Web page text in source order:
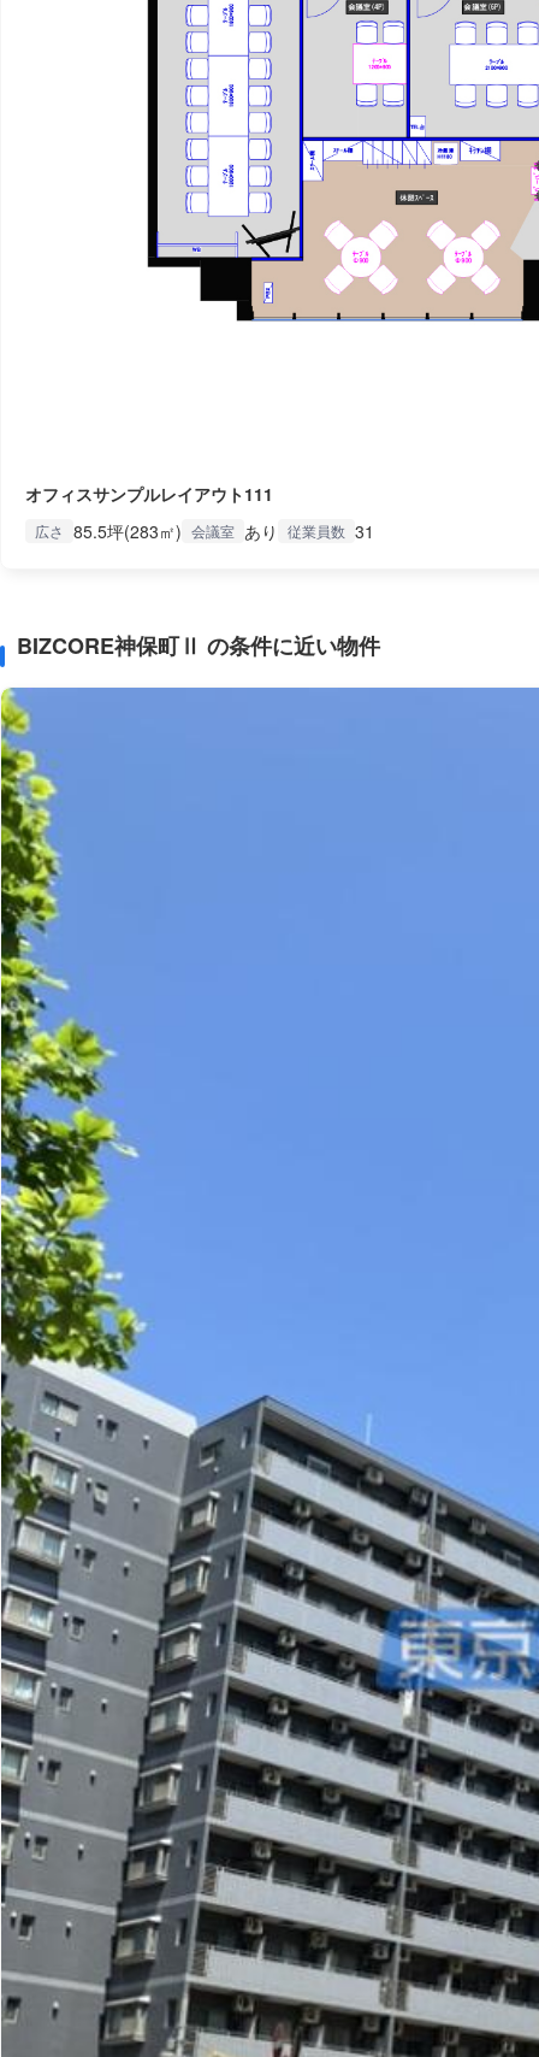
オフィスサンプルレイアウト111
広さ 85.5坪(283㎡) 会議室 あり 従業員数 31
BIZCORE神保町Ⅱ の条件に近い物件